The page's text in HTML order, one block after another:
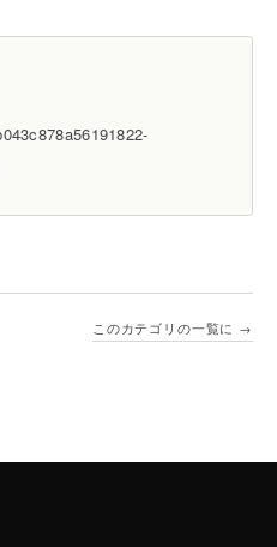
このカテゴリの一覧に →